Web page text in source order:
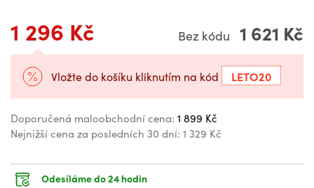
1 296 Kč Bez kódu 1 621 Kč
Vložte do košíku kliknutím na kód LETO20
Doporučená maloobchodní cena: 1 899 Kč
Nejnižší cena za posledních 30 dní: 1 329 Kč
Odesíláme do 24 hodin